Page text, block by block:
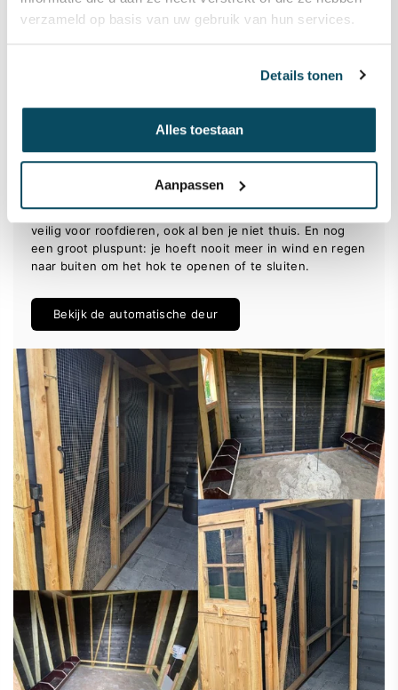
verzameld op basis van uw gebruik van hun services.
Details tonen
Alles toestaan
Aanpassen
Onze buurman verloor al z’n kippen door een vos. Dat wil
ChickenGuard zorgt voor veiligheid en gemak.
Deze Premium ChickenGuard is heel simpel in te stellen
en werkt op timer én lichtsensor. Zo zijn jouw kippen
veilig voor roofdieren, ook al ben je niet thuis. En nog
een groot pluspunt: je hoeft nooit meer in wind en regen
naar buiten om het hok te openen of te sluiten.
Bekijk de automatische deur